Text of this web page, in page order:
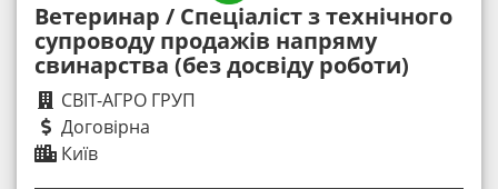
Ветеринар / Спеціаліст з технічного
супроводу продажів напряму
свинарства (без досвіду роботи)
СВІТ-АГРО ГРУП
Договірна
Київ